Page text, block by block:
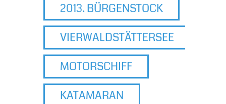
2013. BÜRGENSTOCK
VIERWALDSTÄTTERSEE
MOTORSCHIFF
KATAMARAN